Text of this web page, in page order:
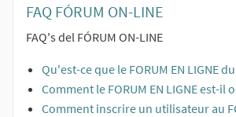
FAQ FÓRUM ON-LINE
FAQ's del FÓRUM ON-LINE
Qu'est-ce que le FORUM EN LIGNE du
Comment le FORUM EN LIGNE est-il
Comment inscrire un utilisateur au